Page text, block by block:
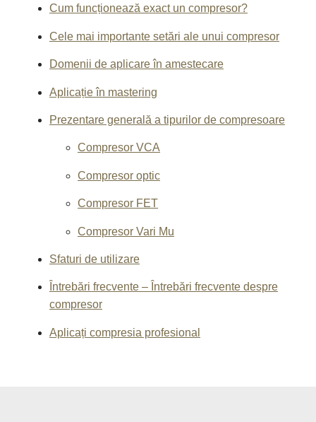
Cum funcționează exact un compresor?
Cele mai importante setări ale unui compresor
Domenii de aplicare în amestecare
Aplicație în mastering
Prezentare generală a tipurilor de compresoare
Compresor VCA
Compresor optic
Compresor FET
Compresor Vari Mu
Sfaturi de utilizare
Întrebări frecvente – Întrebări frecvente despre
compresor
Aplicați compresia profesional